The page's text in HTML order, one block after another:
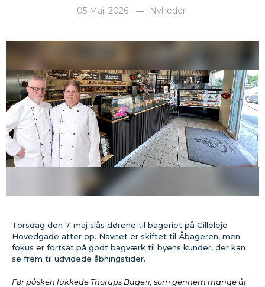
05 Maj, 2026 Nyheder
Torsdag den 7. maj slås dørene til bageriet på Gilleleje
Hovedgade atter op. Navnet er skiftet til Åbageren, men
fokus er fortsat på godt bagværk til byens kunder, der kan
se frem til udvidede åbningstider.
Før påsken lukkede Thorups Bageri, som gennem mange år